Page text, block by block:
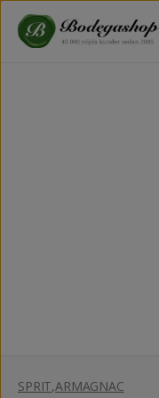
SPRIT,ARMAGNAC